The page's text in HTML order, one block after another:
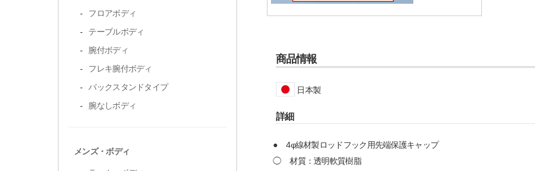
商品情報
日本製
詳細
4φ線材製ロッドフック用先端保護キャップ
材質：透明軟質樹脂
フロアボディ
テーブルボディ
腕付ボディ
フレキ腕付ボディ
バックスタンドタイプ
腕なしボディ
メンズ・ボディ